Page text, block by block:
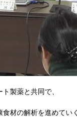
製薬と共同で、
材の解析を進めてい